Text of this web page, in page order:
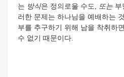
는 방식은 정의로울 수도, 또는 부
러한 문제는 하나님을 예배하는
부를 추구하기 위해 남을 착취하
수 없기 때문이다.